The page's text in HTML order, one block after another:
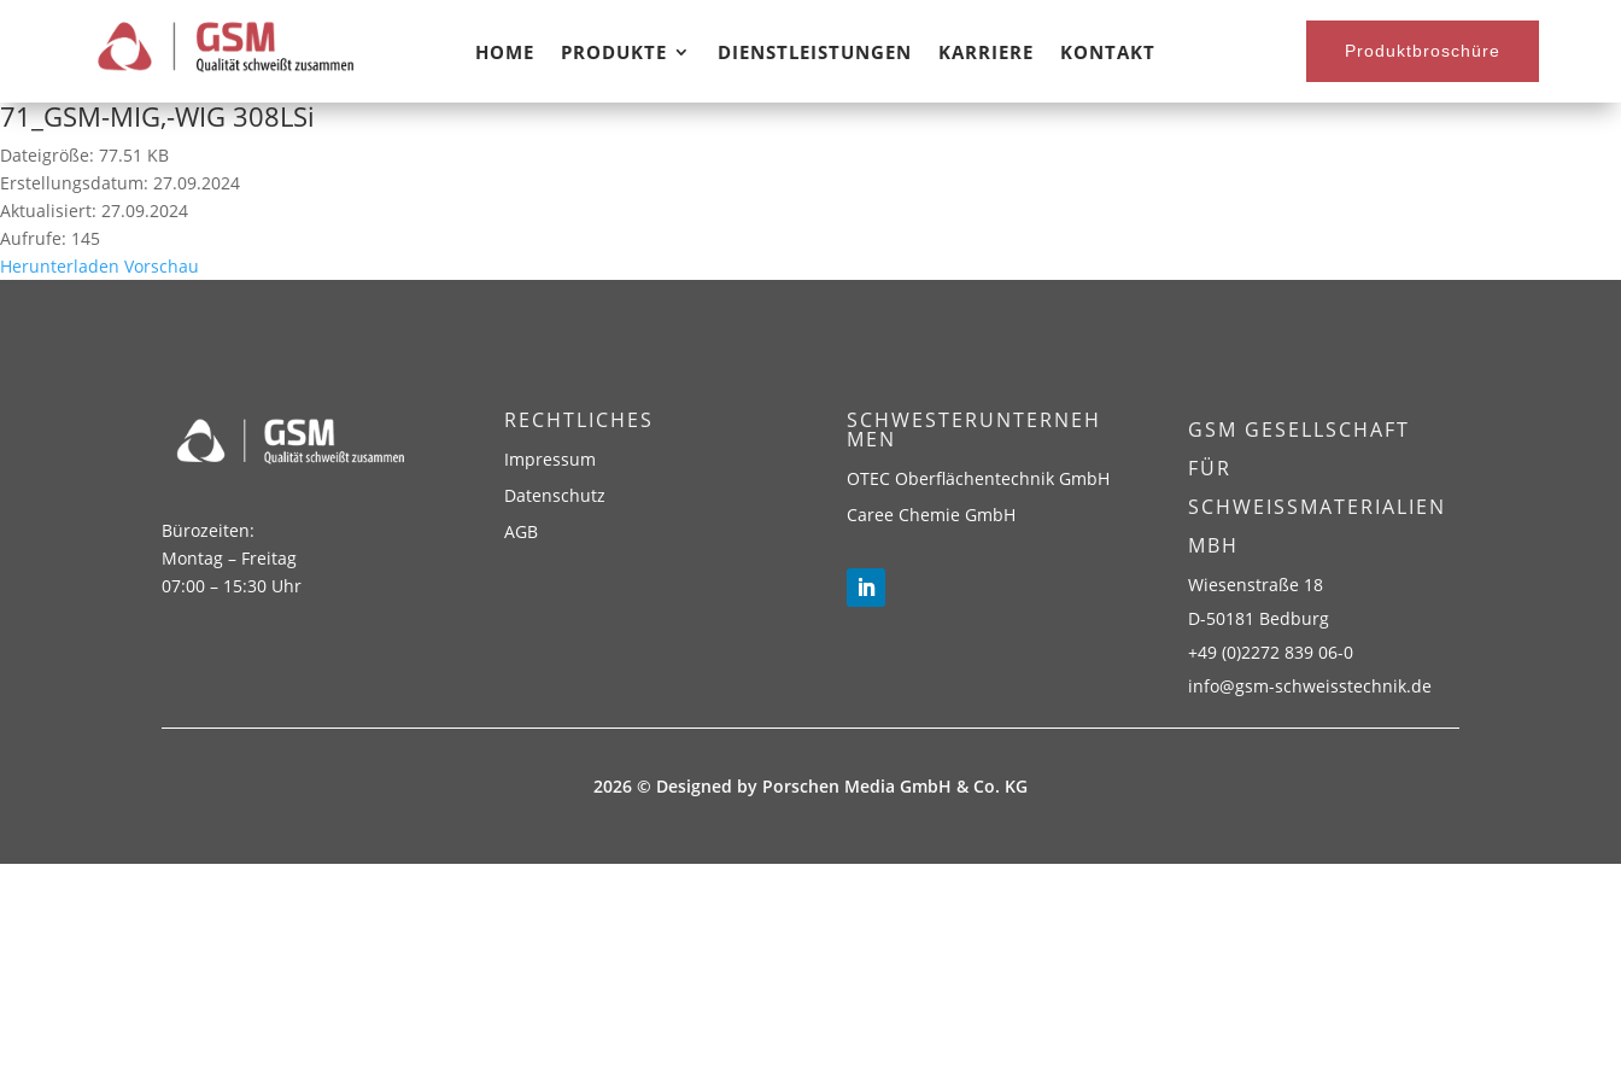
HOME PRODUKTE DIENSTLEISTUNGEN KARRIERE KONTAKT Produktbroschüre
71_GSM-MIG,-WIG 308LSi
Dateigröße: 77.51 KB
Erstellungsdatum: 27.09.2024
Aktualisiert: 27.09.2024
Aufrufe: 145
Herunterladen Vorschau
Bürozeiten:
Montag – Freitag
07:00 – 15:30 Uhr
RECHTLICHES
Impressum
Datenschutz
AGB
SCHWESTERUNTERNEH
MEN
OTEC Oberflächentechnik GmbH
Caree Chemie GmbH
GSM GESELLSCHAFT
FÜR
SCHWEISSMATERIALIEN M
BH
Wiesenstraße 18
D-50181 Bedburg
+49 (0)2272 839 06-0
info@gsm-schweisstechnik.de
2026 © Designed by Porschen Media GmbH & Co. KG